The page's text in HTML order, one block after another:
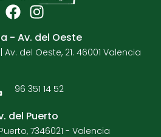
F
a
c
e
o
k
I
s
t
g
a
- Av. del Oeste
Av. del Oeste, 21. 46001 Valencia
96 351 14 52
del Puerto
7346021 - Valencia